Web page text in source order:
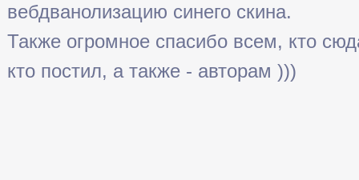
вебдванолизацию синего скина.
Также огромное спасибо всем, кто
кто постил, а также - авторам )))